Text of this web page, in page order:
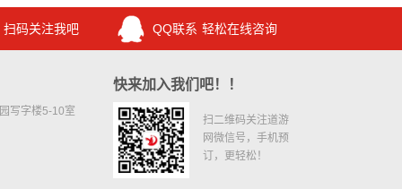
扫码关注我吧 QQ联系 轻松在线咨询
写字楼5-10室
快来加入我们吧！！
扫二维码关注道游
网微信号，手机预
订，更轻松！